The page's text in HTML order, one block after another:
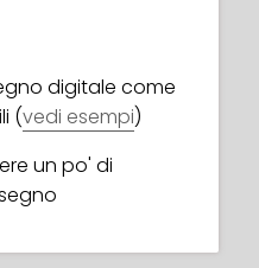
mondo reale.
sono analizzati a
digitale come
(vedi esempi)
un po' di